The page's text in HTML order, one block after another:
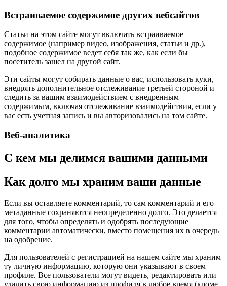
Встраиваемое содержимое других вебсайтов
Статьи на этом сайте могут включать встраиваемое
содержимое (например видео, изображения, статьи и др.),
подобное содержимое ведет себя так же, как если бы
посетитель зашел на другой сайт.
Эти сайты могут собирать данные о вас, использовать куки,
внедрять дополнительное отслеживание третьей стороной и
следить за вашим взаимодействием с внедренным
содержимым, включая отслеживание взаимодействия, если у
вас есть учетная запись и вы авторизовались на том сайте.
Веб-аналитика
С кем мы делимся вашими данными
Как долго мы храним ваши данные
Если вы оставляете комментарий, то сам комментарий и его
метаданные сохраняются неопределенно долго. Это делается
для того, чтобы определять и одобрять последующие
комментарии автоматически, вместо помещения их в очередь
на одобрение.
Для пользователей с регистрацией на нашем сайте мы храним
ту личную информацию, которую они указывают в своем
профиле. Все пользователи могут видеть, редактировать или
удалить свою информацию из профиля в любое время (кроме